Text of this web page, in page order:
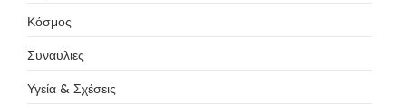
Κόσμος
Συναυλιες
Υγεία & Σχέσεις